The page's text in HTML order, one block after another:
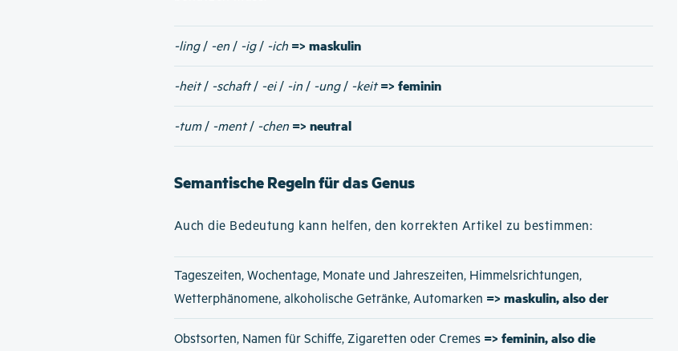
-ling/ -en/ -ig/ -ich => maskulin
-heit/ -schaft/ -ei/ -in/ -ung/ -keit => feminin
-tum/ -ment/ -chen => neutral
Semantische Regeln für das Genus
Auch die Bedeutung kann helfen, den korrekten Artikel zu bestimmen:
Tageszeiten, Wochentage, Monate und Jahreszeiten, Himmelsrichtungen,
Wetterphänomene, alkoholische Getränke, Automarken => maskulin, also der
Obstsorten, Namen für Schiffe, Zigaretten oder Cremes => feminin, also die